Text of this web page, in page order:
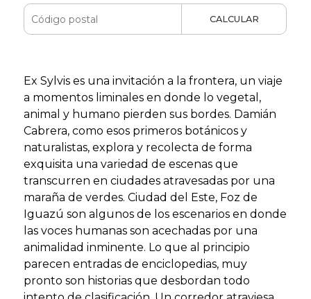
CALCULAR
Ex Sylvis es una invitación a la frontera, un viaje
a momentos liminales en donde lo vegetal,
animal y humano pierden sus bordes. Damián
Cabrera, como esos primeros botánicos y
naturalistas, explora y recolecta de forma
exquisita una variedad de escenas que
transcurren en ciudades atravesadas por una
maraña de verdes. Ciudad del Este, Foz de
Iguazú son algunos de los escenarios en donde
las voces humanas son acechadas por una
animalidad inminente. Lo que al principio
parecen entradas de enciclopedias, muy
pronto son historias que desbordan todo